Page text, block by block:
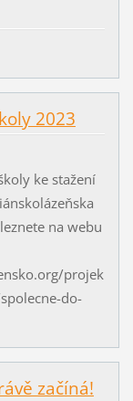
2023
ke stažení
na webu
projek
do-
začíná!